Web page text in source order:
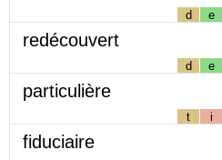
d e
redécouvert
d e
particulière
t i
fiduciaire